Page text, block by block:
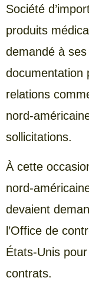
Société
produits
demandé à
documentation
relations
nord-
sollicitations.
À cette
nord-
devaient
l’Office de
États-Unis
contrats.